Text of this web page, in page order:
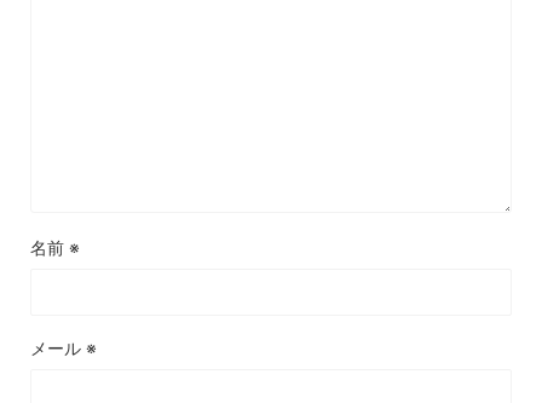
名前 ※
メール ※